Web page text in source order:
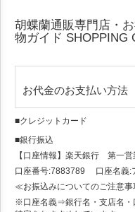
胡蝶蘭通販専門店・
物ガイド SHOPPING
お代金のお支払い方法
■クレジットカード
■銀行振込
【口座情報】楽天銀行 第一
口座番号:7883789 口座名義:
≪お振込みについてのご注意
※口座名義⇒銀行名・支店名・